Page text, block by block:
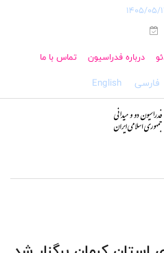
1405/05/
درباره فدراسیون تماس با ما
فارسی English